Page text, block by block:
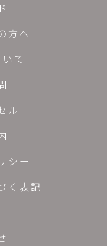
方へ
て
ル
シー
く表記